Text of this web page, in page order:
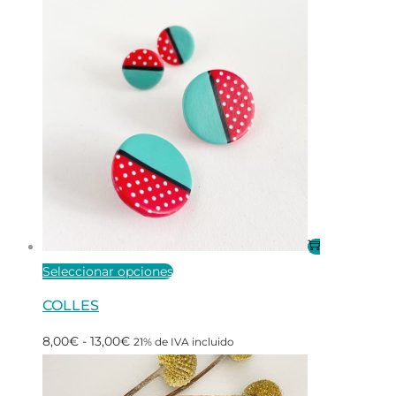
Seleccionar opcionesEste
múltiples
variantes.
COLLES
8,00€ - 13,00€Rango
precios:
21% de IVA incluido